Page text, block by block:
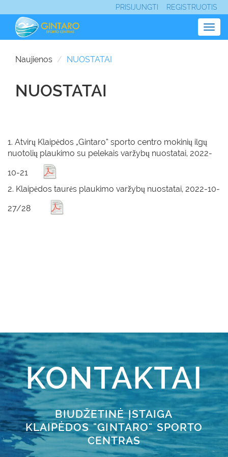
PRISIJUNGTI REGISTRUOTIS
Naujienos NUOSTATAI
NUOSTATAI
1. Atvirų Klaipėdos „Gintaro“ sporto centro mokinių ilgų
nuotolių plaukimo su pelekais varžybų nuostatai, 2022-
10-21
2. Klaipėdos taurės plaukimo varžybų nuostatai, 2022-10-
27/28
KONTAKTAI
BIUDŽETINĖ ĮSTAIGA
KLAIPĖDOS "GINTARO" SPORTO
CENTRAS